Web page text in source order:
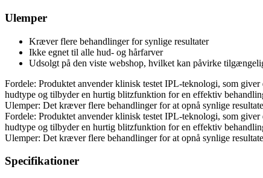
Ulemper
Kræver flere behandlinger for synlige resultater
Ikke egnet til alle hud- og hårfarver
Udsolgt på den viste webshop, hvilket kan påvirke
Fordele: Produktet anvender klinisk testet IPL-teknologi, som
hudtype og tilbyder en hurtig blitzfunktion for en effektiv
Ulemper: Det kræver flere behandlinger for at opnå synlige
Fordele: Produktet anvender klinisk testet IPL-teknologi, som
hudtype og tilbyder en hurtig blitzfunktion for en effektiv
Ulemper: Det kræver flere behandlinger for at opnå synlige
Specifikationer